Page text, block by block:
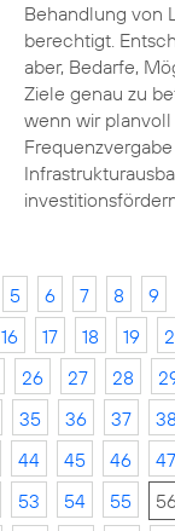
Behandlung von
berechtigt.
aber, Bedarfe,
Ziele genau zu
wenn wir
5 6 7 8 9
16 17 18 19
26 27 28
35 36 37 38
44 45 46 47
53 54 55